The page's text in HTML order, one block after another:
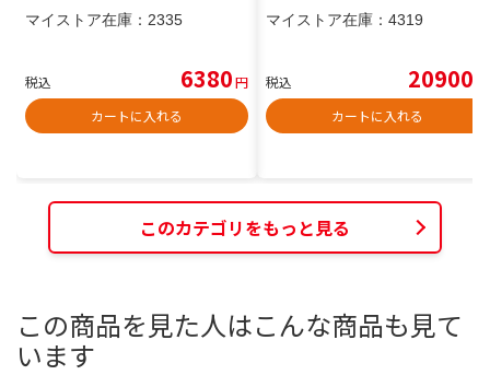
マイストア在庫： 2335
税込 6380円
カートに入れる
マイストア在庫： 4319
税込 20900
カートに入れる
このカテゴリをもっと見る
この商品を見た人はこんな商品も見て
います